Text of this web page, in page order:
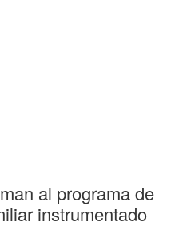
al programa de
instrumentado